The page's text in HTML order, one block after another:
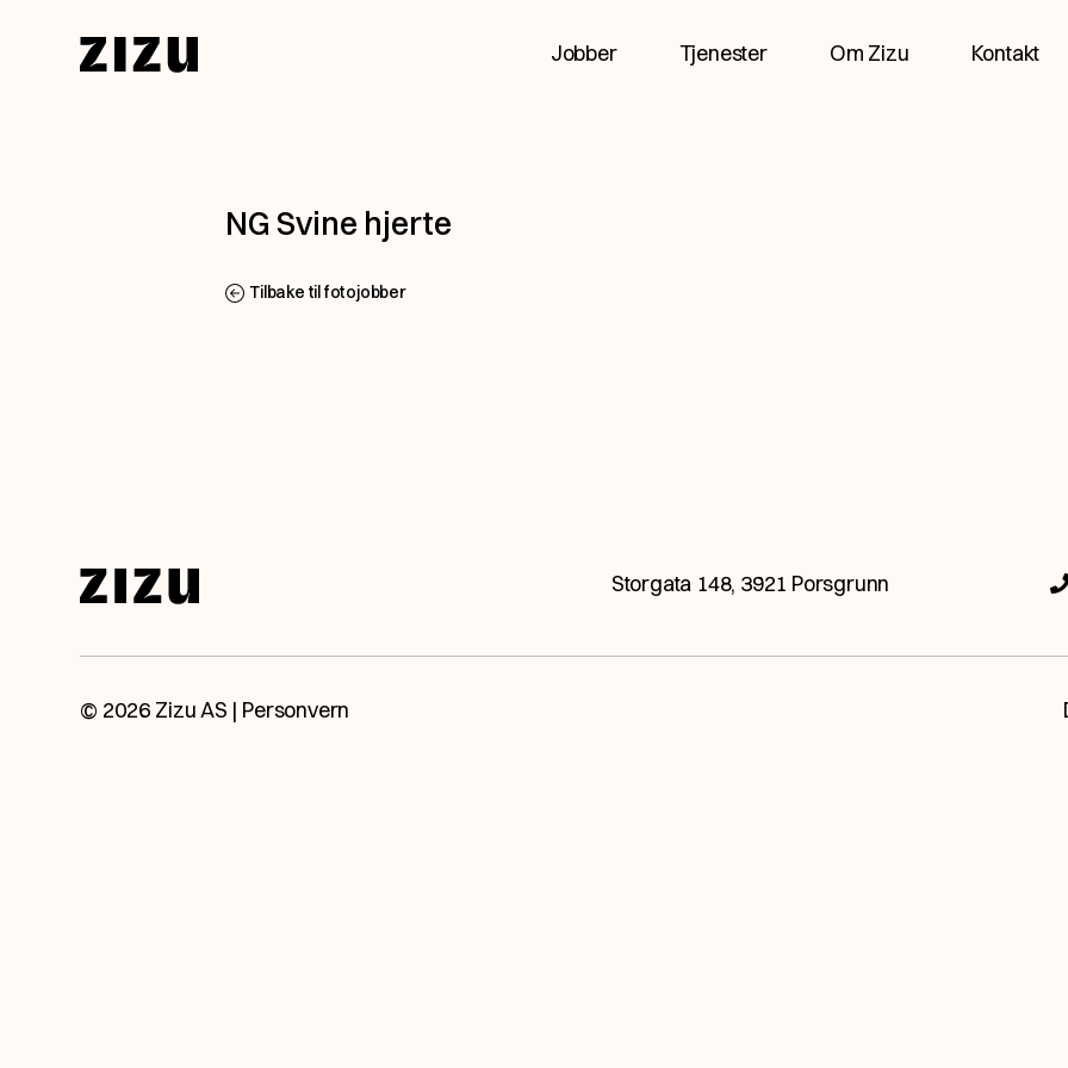
Jobber
Tjenester Om Zizu Kontakt
NG Svine hjerte
Tilbake til fotojobber
Snakk med en av våre eksperter.
Ta kontakt med oss så booker vi et møte, helt ubetinget og åpent, og ser hva fremtiden
Storgata 148, 3921 Porsgrunn
© 2026 Zizu AS | Personvern